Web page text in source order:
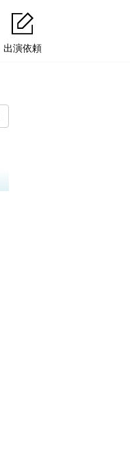
出演依頼